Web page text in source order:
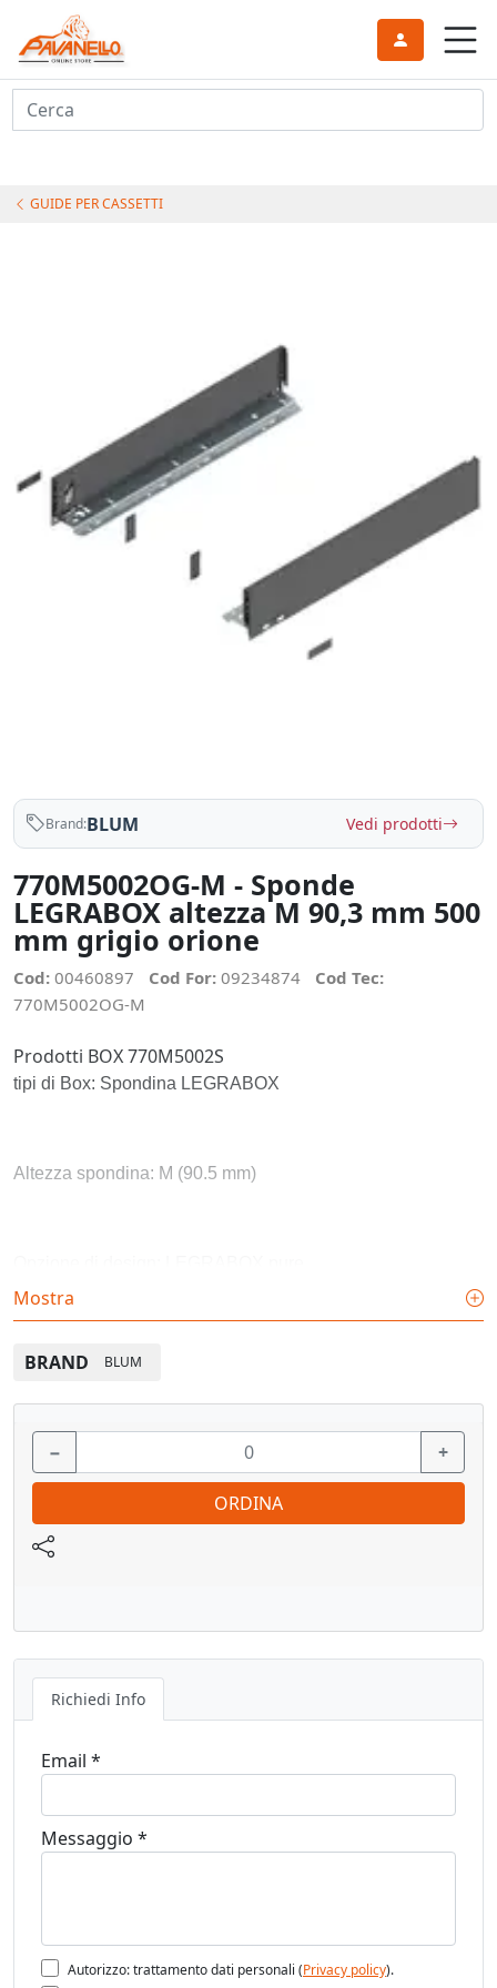
Cerca
GUIDE PER CASSETTI
Brand:BLUM Vedi prodotti
770M5002OG-M - Sponde
LEGRABOX altezza M 90,3 mm 500
mm grigio orione
Cod: 00460897 Cod For: 09234874
Cod Tec:
770M5002OG-M
Prodotti BOX 770M5002S
tipi di Box: Spondina LEGRABOX
Altezza spondina: M (90.5 mm)
Materiale: Acciaio
Lunghezza nominale: 500 mm
lunghezza spondina (misura interna del cassetto): 489.8
mm
misura di montaggio sponda (mobile int./fondo cass. este.):
17 mm
Mostra
BRAND BLUM
− +
ORDINA
Richiedi Info
Email *
Messaggio *
Autorizzo: trattamento dati personali (Privacy policy).